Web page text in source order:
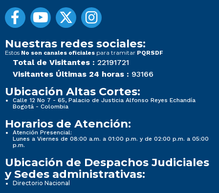
Nuestras redes sociales:
Estos No son canales oficiales para tramitar PQRSDF
Total de Visitantes : 22191721
Visitantes Últimas 24 horas : 93166
Ubicación Altas Cortes:
Calle 12 No 7 - 65, Palacio de Justicia Alfonso Reyes Echandía
Bogotá - Colombia
Horarios de Atención:
Atención Presencial:
Lunes a Viernes de 08:00 a.m. a 01:00 p.m. y de 02:00 p.m. a 05:00
p.m.
Ubicación de Despachos Judiciales
y Sedes administrativas:
Directorio Nacional